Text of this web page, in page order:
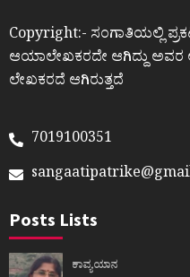
Copyright:- ಸಂಗಾತಿಯಲ್ಲಿ
ಆಯಾಲೇಖಕರದೇ ಆಗಿದ್ದು
ಲೇಖಕರದೆ ಆಗಿರುತ್ತದೆ
7019100351
Posts Lists
ಕಾವ್ಯಯಾನ